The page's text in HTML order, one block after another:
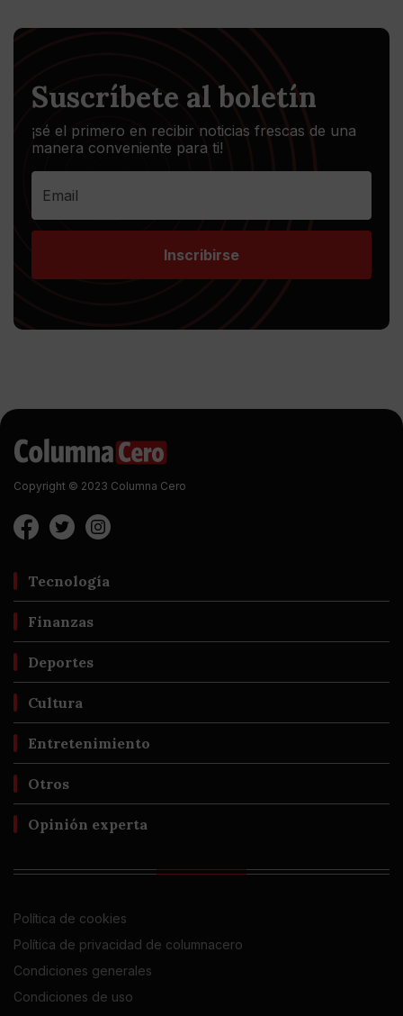
Suscríbete al boletín
¡sé el primero en recibir noticias frescas de una
manera conveniente para ti!
Inscribirse
Copyright © 2023 Columna Cero
Tecnología
Finanzas
Deportes
Cultura
Entretenimiento
Otros
Opinión experta
Política de cookies
Política de privacidad de columnacero
Condiciones generales
Condiciones de uso